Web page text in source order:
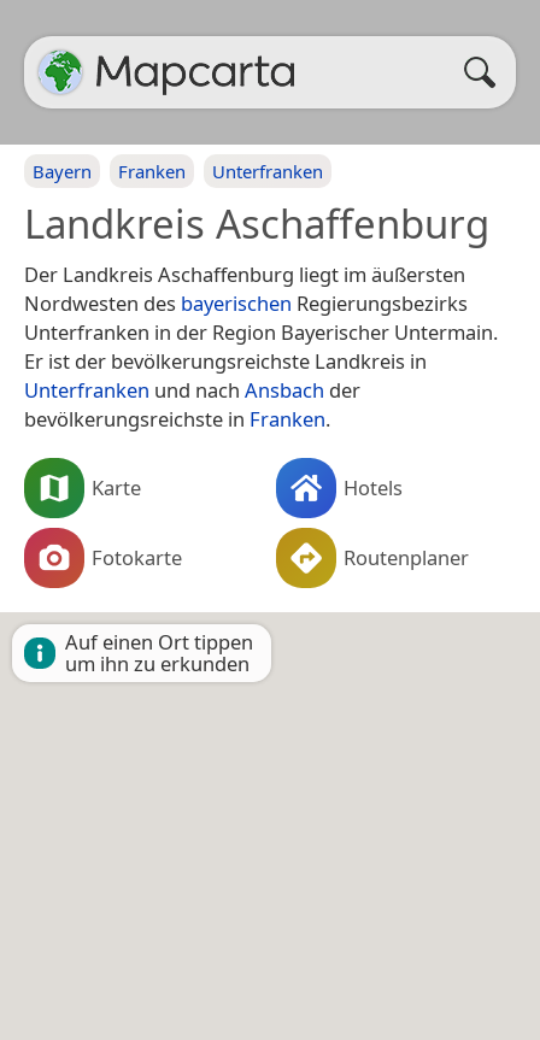
Bayern Franken Unterfranken
Landkreis Aschaffenburg
Der Landkreis Aschaffenburg liegt im äußersten
Nordwesten des bayerischen Regierungsbezirks
Unterfranken in der Region Bayerischer Untermain.
Er ist der bevölkerungsreichste Landkreis in
Unterfranken und nach Ansbach der
bevölkerungsreichste in Franken.
Karte Hotels
Fotokarte Routenplaner
Auf einen Ort tippen
um ihn zu erkunden